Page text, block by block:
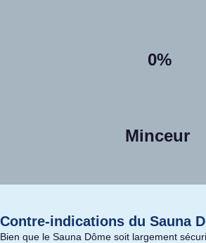
0%
Minceur
Contre-indications du Sauna
Bien que le Sauna Dôme soit largement